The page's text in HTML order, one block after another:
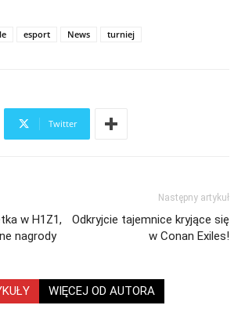
esport News turniej
Twitter
w H1Z1,
nagrody
Następny artykuł
Odkryjcie tajemnice kryjące się
w Conan Exiles!
WIĘCEJ OD AUTORA